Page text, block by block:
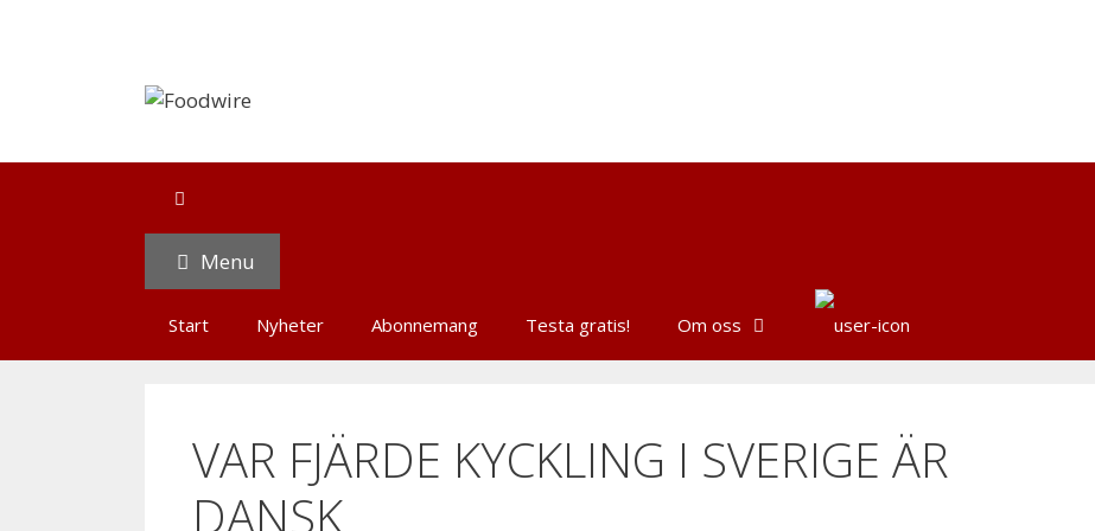
Menu
Start Nyheter Abonnemang Testa gratis! Om oss
VAR FJÄRDE KYCKLING I SVERIGE ÄR
DANSK